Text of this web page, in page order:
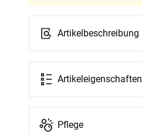
Artikelbeschreibung
Artikeleigenschaften
Pflege